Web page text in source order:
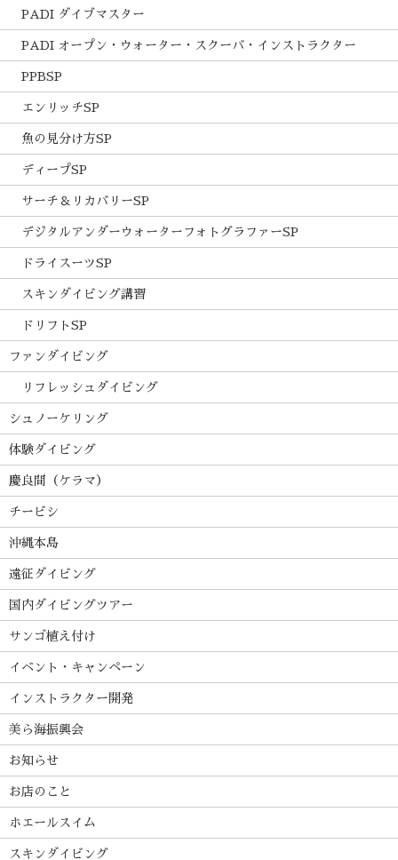
PADI ダイブマスター
PADI オープン・ウォーター・スクーバ・インストラクター
PPBSP
エンリッチSP
魚の見分け方SP
ディープSP
サーチ＆リカバリーSP
デジタルアンダーウォーターフォトグラファーSP
ドライスーツSP
スキンダイビング講習
ドリフトSP
ファンダイビング
リフレッシュダイビング
シュノーケリング
体験ダイビング
慶良間（ケラマ）
チービシ
沖縄本島
遠征ダイビング
国内ダイビングツアー
サンゴ植え付け
イベント・キャンペーン
インストラクター開発
美ら海振興会
お知らせ
お店のこと
ホエールスイム
スキンダイビング